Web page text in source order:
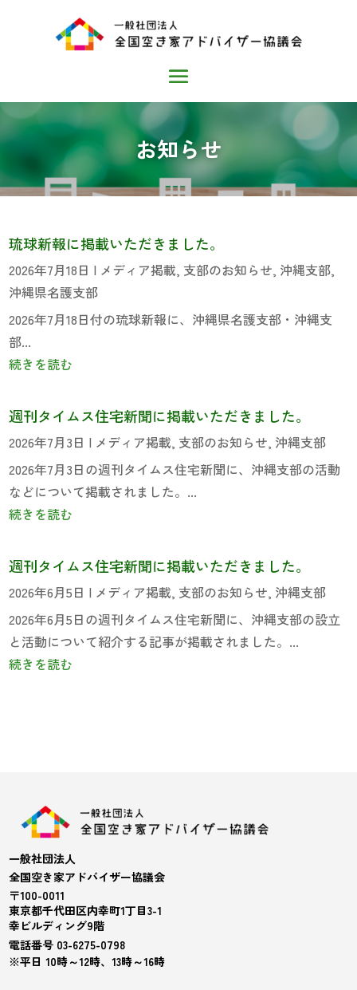
お知らせ
琉球新報に掲載いただきました。
2026年7月18日 | メディア掲載, 支部のお知らせ, 沖縄支部,
沖縄県名護支部
2026年7月18日付の琉球新報に、沖縄県名護支部・沖縄支
部...
続きを読む
週刊タイムス住宅新聞に掲載いただきました。
2026年7月3日 | メディア掲載, 支部のお知らせ, 沖縄支部
2026年7月3日の週刊タイムス住宅新聞に、沖縄支部の活動
などについて掲載されました。...
続きを読む
週刊タイムス住宅新聞に掲載いただきました。
2026年6月5日 | メディア掲載, 支部のお知らせ, 沖縄支部
2026年6月5日の週刊タイムス住宅新聞に、沖縄支部の設立
と活動について紹介する記事が掲載されました。...
続きを読む
一般社団法人
全国空き家アドバイザー協議会
〒100-0011
東京都千代田区内幸町1丁目3-1
幸ビルディング9階
電話番号 03-6275-0798
※平日 10時～12時、13時～16時